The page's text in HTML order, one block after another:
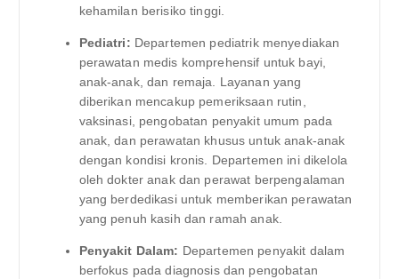
kehamilan berisiko tinggi.
Pediatri: Departemen pediatrik menyediakan
perawatan medis komprehensif untuk bayi,
anak-anak, dan remaja. Layanan yang
diberikan mencakup pemeriksaan rutin,
vaksinasi, pengobatan penyakit umum pada
anak, dan perawatan khusus untuk anak-anak
dengan kondisi kronis. Departemen ini dikelola
oleh dokter anak dan perawat berpengalaman
yang berdedikasi untuk memberikan perawatan
yang penuh kasih dan ramah anak.
Penyakit Dalam: Departemen penyakit dalam
berfokus pada diagnosis dan pengobatan